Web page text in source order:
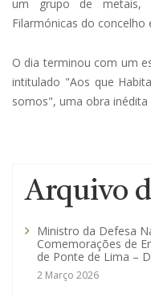
um grupo de metais,
Filarmónicas do
O dia terminou com um
intitulado "Aos que
somos", uma obra inédita
Arquivo
Ministro da Defesa
Comemorações de
de Ponte de Lima –
2 Março 2026